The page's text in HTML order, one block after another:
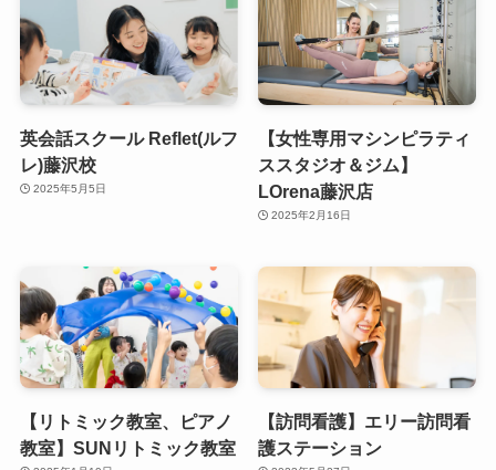
英会話スクール Reflet(ルフ
レ)藤沢校
2025年5月5日
【女性専用マシンピラティ
ススタジオ＆ジム】
LOrena藤沢店
2025年2月16日
【リトミック教室、ピアノ
教室】SUNリトミック教室
【訪問看護】エリー訪問看
護ステーション